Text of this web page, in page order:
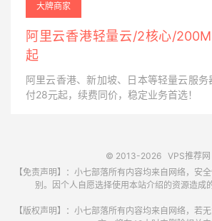
大牌商家
阿里云香港轻量云/2核心/
起
阿里云香港、新加坡、日本等轻量云服
付28元起，续费同价，稳定业务首选！
© 2013-2026 VPS推荐网
【免责声明】：小七部落所有内容均来自网络，安
别。因个人自愿选择使用本站介绍的资源造成
【版权声明】：小七部落所有内容均来自网络，若